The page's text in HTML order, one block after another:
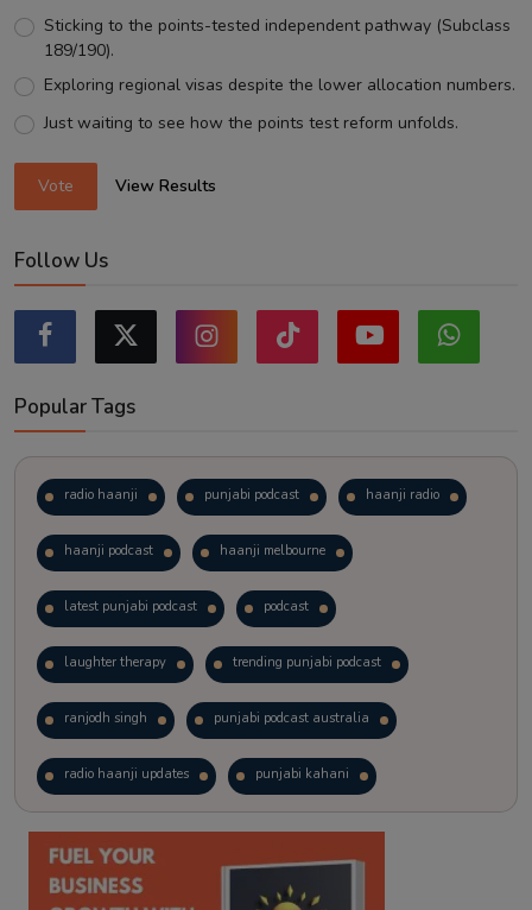
Sticking to the points-tested independent pathway (Subclass
189/190).
Exploring regional visas despite the lower allocation numbers.
Just waiting to see how the points test reform unfolds.
Vote View Results
Follow Us
Popular Tags
radio haanji punjabi podcast haanji radio
haanji podcast haanji melbourne
latest punjabi podcast podcast
laughter therapy trending punjabi podcast
ranjodh singh punjabi podcast australia
radio haanji updates punjabi kahani
kitaab kahani punjabi story